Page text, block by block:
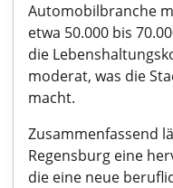
Automobilbranche
etwa 50.000 bis
die
moderat, was die
macht.
Zusammenfassend
Regensburg eine
die eine neue